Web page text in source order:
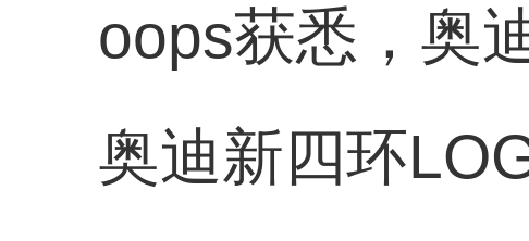
oops获悉，奥
奥迪新四环